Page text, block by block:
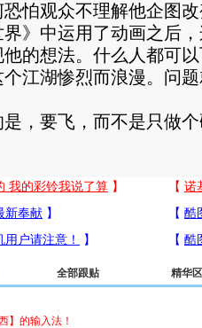
观众不理解他企图改
界》中运用了动画之后
的想法。什么人都可
江湖惨烈而浪漫。问
要飞，而不是只做个
全部跟贴 精华区
】的输入法！